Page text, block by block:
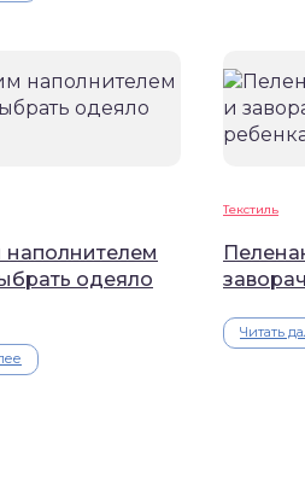
одеяло
Текстиль
Читать